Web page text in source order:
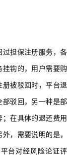
过担保注册服务，各
挂钩的，用户需要购
被驳回时，平台退
驳回，另一种是部
在具体的退还费用
外，需要说明的是，
台对经风险论证评